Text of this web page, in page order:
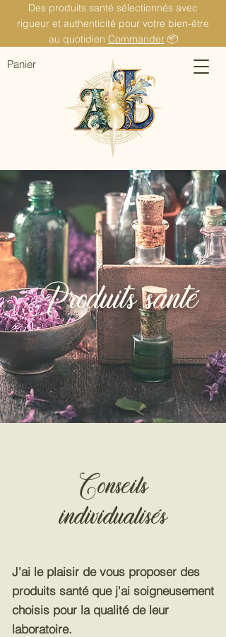
Des produits santé sélectionnés avec
rigueur et authenticité pour votre bien-être
au quotidien Commander 📦
Panier
Produits santé
Conseils
individualisés
J'ai le plaisir de vous proposer des
produits santé que j'ai soigneusement
choisis pour la qualité de leur
laboratoire.